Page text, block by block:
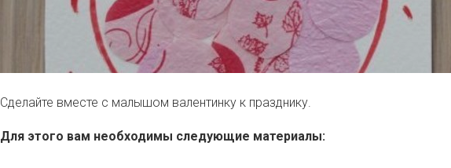
Сделайте вместе с малышом валентинку к празднику.
Для этого вам необходимы следующие материалы: